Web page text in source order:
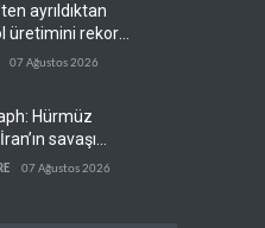
ayrıldıktan
üretimini rekor
07 Ağustos 2026
Hürmüz
savaşı
gösteriyor
07 Ağustos 2026